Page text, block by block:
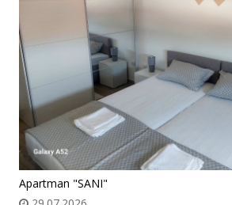
Apartman "SANI"